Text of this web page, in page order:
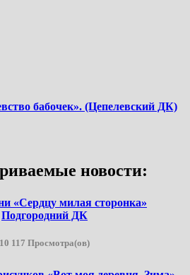
бабочек». (Цепелевский ДК)
новости:
«Сердцу милая сторонка»
Подгородний ДК
10 117 Просмотра(ов)